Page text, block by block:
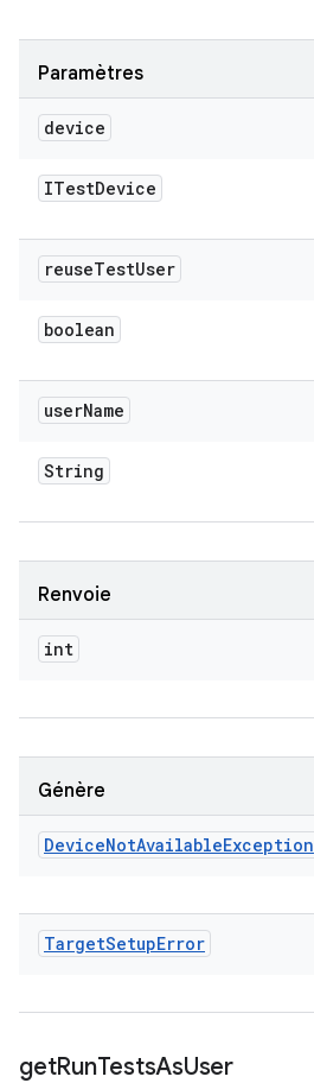
Paramètres
device
ITestDevice
reuseTestUser
boolean
userName
String
Renvoie
int
Génère
DeviceNotAvailableException
TargetSetupError
getRunTestsAsUser